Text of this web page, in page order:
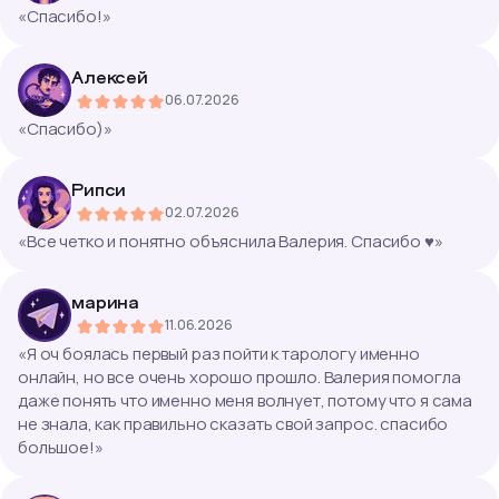
«Спасибо!»
Алексей
06.07.2026
«Спасибо)»
Рипси
02.07.2026
«Все четко и понятно объяснила Валерия. Спасибо ♥️»
марина
11.06.2026
«Я оч боялась первый раз пойти к тарологу именно
онлайн, но все очень хорошо прошло. Валерия помогла
даже понять что именно меня волнует, потому что я сама
не знала, как правильно сказать свой запрос. спасибо
большое!»